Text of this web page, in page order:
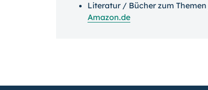
Literatur / Bücher zum Themen
Amazon.de